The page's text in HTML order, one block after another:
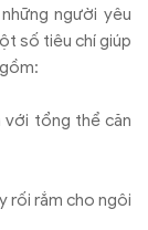
người yêu
số tiêu chí giúp
với tổng thể căn
rối rắm cho ngôi